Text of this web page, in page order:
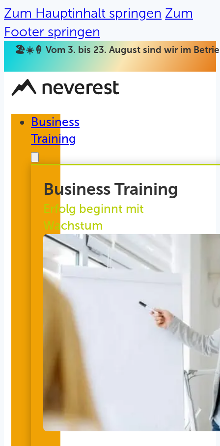
Zum Hauptinhalt springen Zum
Footer springen
🏖️☀️🍦 Vom 3. bis 23. August sind wir im
Business
Training
Business Training
Erfolg beginnt mit
Wachstum